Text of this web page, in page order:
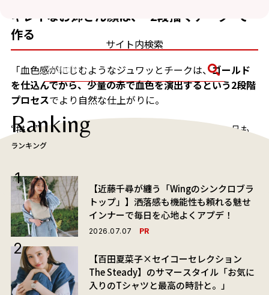
キレイなお姉さん顔は、“2段描くチーク”で
作る
「血色感がにじむようなジュワッとチークは、ゴールド
を仕込んでから、少量の赤で血色を演出するという2段階
プロセスでより自然な仕上がりに。
“描く”ことで、色ののせすぎを防ぎ、大人がほしい品も
担保できちゃう！」（イガリさん）
サイト内検索
Ranking
ランキング
【近藤千尋が纏う「Wingのシンクロブラ
トップ」】洒落感も機能性も頼れる魅せ
インナーで毎日を心地よくアプデ！
2026.07.07 PR
【百田夏菜子×セイコーセレクション
The Steady】のサマースタイル「お気に
入りのTシャツと最高の時計と。」